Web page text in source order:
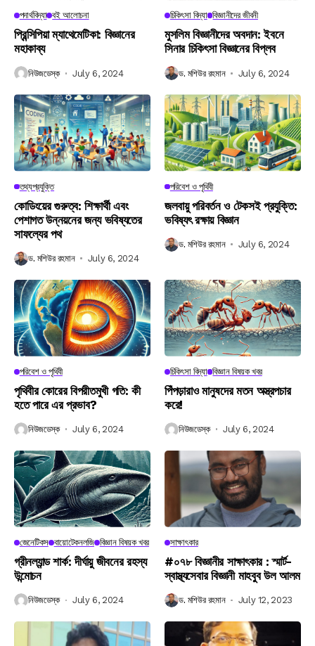
পদার্থবিদ্যা বই আলোচনা
প্রিন্সিপিয়া ম্যাথেমেটিকা: বিজ্ঞানের
মহাকাব্য
নিউজডেস্ক July 6, 2024
চিকিৎসা বিদ্যা বিজ্ঞানীদের জীবনী
মুসলিম বিজ্ঞানীদের অবদান: ইবনে
সিনার চিকিৎসা বিজ্ঞানের বিপ্লব
ড. মশিউর রহমান July 6, 2024
তথ্যপ্রযুক্তি
কোডিংয়ের গুরুত্ব: শিক্ষার্থী এবং
পেশাগত উন্নয়নের জন্য ভবিষ্যতের
সাফল্যের পথ
ড. মশিউর রহমান July 6, 2024
পরিবেশ ও পৃথিবী
জলবায়ু পরিবর্তন ও টেকসই প্রযুক্তি:
ভবিষ্যৎ রক্ষায় বিজ্ঞান
ড. মশিউর রহমান July 6, 2024
পরিবেশ ও পৃথিবী
পৃথিবীর কোরের বিপরীতমুখী গতি: কী
হতে পারে এর প্রভাব?
নিউজডেস্ক July 6, 2024
চিকিৎসা বিদ্যা বিজ্ঞান বিষয়ক খবর
পিঁপড়ারাও মানুষদের মতন অস্ত্রপচার
করে!
নিউজডেস্ক July 6, 2024
জেনেটিকস বায়োটেকনলজি বিজ্ঞান বিষয়ক খবর
গ্রীনল্যান্ড শার্ক: দীর্ঘায়ু জীবনের রহস্য
উন্মোচন
নিউজডেস্ক July 6, 2024
সাক্ষাৎকার
#০৭৮ বিজ্ঞানীর সাক্ষাৎকার : স্মার্ট-
স্বাস্থ্যসেবার বিজ্ঞানী মাহবুব উল আলম
ড. মশিউর রহমান July 12, 2023